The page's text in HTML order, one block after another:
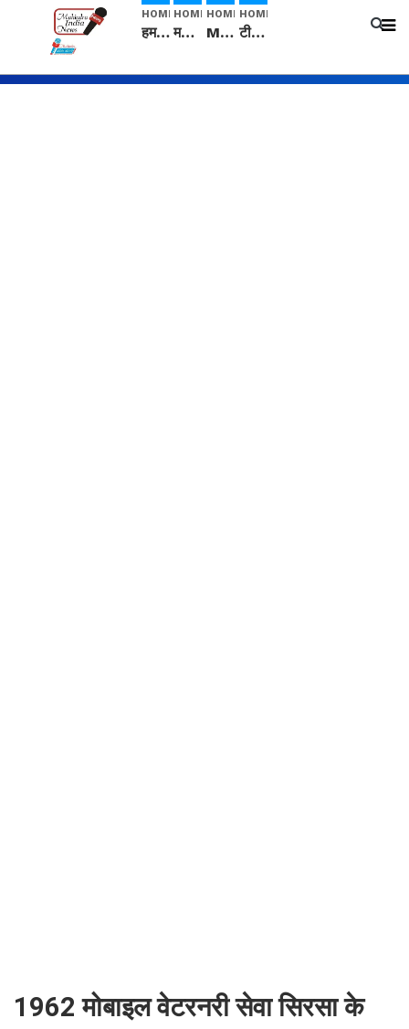
HOME
हम सनातनी..." सांसद kangana Ranaut से क्या बोली लड़की? Viral Jantar-Mantar | CJP protest
HOME
मनीषा हत्याकांड: हत्या, आत्महत्या या कोई बड़ा राज? | Full Story | Josh Haryana
HOME
Mangalsutra: हिंदू धर्म में शादी के बाद मंगलसूत्र क्यों पहनती है महिलाएं, किसने शुरु की ये परंपरा
HOME
टीम बीकेई ने एग्रीकल्चर ग्रेड की यूरिया खाद गट्टों में बदलकर टेक्निकल ग्रेड में बेचने वालों पर करवाई कार्रवाई: लखविंदर सिंह औलख
1962 मोबाइल वेटरनरी सेवा सिरसा के